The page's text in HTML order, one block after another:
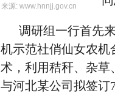
来源: www.hnnjj.gov.cn
调研组一行首先来
机示范社俏仙女农机
术，利用秸秆、杂
与河北某公司拟签订